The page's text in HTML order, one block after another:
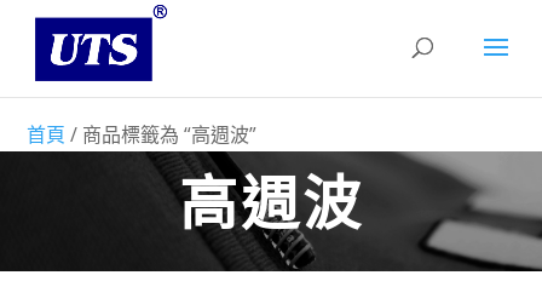
首頁 / 商品標籤為 “高週波”
高週波